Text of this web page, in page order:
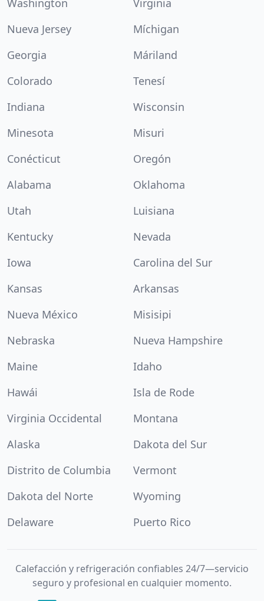
Nueva Jersey
Míchigan
Georgia
Máriland
Colorado
Tenesí
Indiana
Wisconsin
Minesota
Misuri
Conécticut
Oregón
Alabama
Oklahoma
Utah
Luisiana
Kentucky
Nevada
Iowa
Carolina del Sur
Kansas
Arkansas
Nueva México
Misisipi
Nebraska
Nueva Hampshire
Maine
Idaho
Hawái
Isla de Rode
Virginia Occidental
Montana
Alaska
Dakota del Sur
Distrito de Columbia
Vermont
Dakota del Norte
Wyoming
Delaware
Puerto Rico
Calefacción y refrigeración confiables 24/7—servicio
seguro y profesional en cualquier momento.